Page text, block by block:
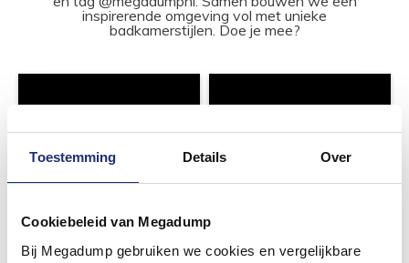
Toestemming Details Over
Cookiebeleid van Megadump
Bij Megadump gebruiken we cookies en vergelijkbare
inspirerende omgeving vol met unieke
badkamerstijlen. Doe je mee?